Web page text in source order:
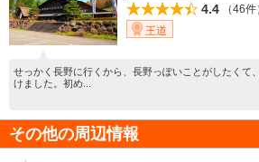
4.4
（46件
王道
せっかく長野に行くから、長野っぽいことがしたくて
けました。初め...
その他の周辺情報